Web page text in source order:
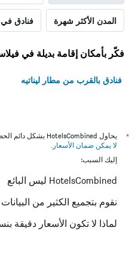
المدن الأكثر شهرة فنادق في
فكّر بأمكان إقامة بديلة في
فنادق بالقرب من مطار ليناتيه
*
يحاول HotelsCombined بشكل دائم الحصول على الأسعار الدقيقة، ولكن
لا يمكن ضمان الأسعار .
إليك السبب:
HotelsCombined ليس البائع
نقوم بتجميع الكثير من
لماذا لا تكون الأسعار دقيقة بنسبة